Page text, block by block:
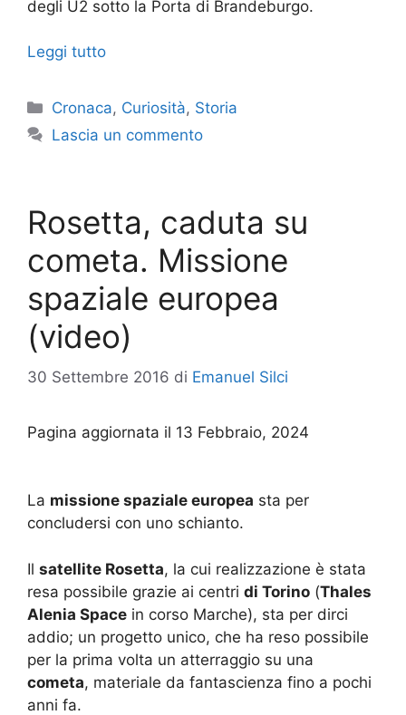
degli U2 sotto la Porta di Brandeburgo.
Leggi tutto
Categorie
Cronaca, Curiosità, Storia
Lascia un commento
Rosetta, caduta su
cometa. Missione
spaziale europea
(video)
30 Settembre 2016 di Emanuel Silci
Pagina aggiornata il 13 Febbraio, 2024
La missione spaziale europea sta per
concludersi con uno schianto.
Il satellite Rosetta, la cui realizzazione è stata
resa possibile grazie ai centri di Torino (Thales
Alenia Space in corso Marche), sta per dirci
addio; un progetto unico, che ha reso possibile
per la prima volta un atterraggio su una
cometa, materiale da fantascienza fino a pochi
anni fa.